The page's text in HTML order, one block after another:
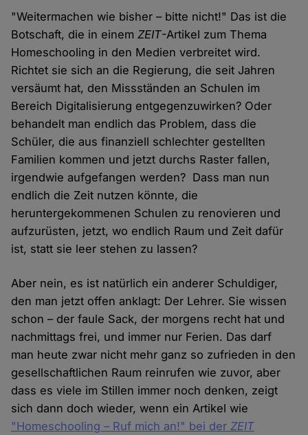
"Weitermachen wie bisher – bitte nicht!" Das ist die
Botschaft, die in einemZEIT-Artikel zum Thema
Homeschooling in den Medien verbreitet wird.
Richtet sie sich an die Regierung, die seit Jahren
versäumt hat, den Missständen an Schulen im
Bereich Digitalisierung entgegenzuwirken? Oder
behandelt man endlich das Problem, dass die
Schüler, die aus finanziell schlechter gestellten
Familien kommen und jetzt durchs Raster fallen,
irgendwie aufgefangen werden? Dass man nun
endlich die Zeit nutzen könnte, die
heruntergekommenen Schulen zu renovieren und
aufzurüsten, jetzt, wo endlich Raum und Zeit dafür
ist, statt sie leer stehen zu lassen?
Aber nein, es ist natürlich ein anderer Schuldiger,
den man jetzt offen anklagt: Der Lehrer. Sie wissen
schon – der faule Sack, der morgens recht hat und
nachmittags frei, und immer nur Ferien. Das darf
man heute zwar nicht mehr ganz so zufrieden in den
gesellschaftlichen Raum reinrufen wie zuvor, aber
dass es viele im Stillen immer noch denken, zeigt
sich dann doch wieder, wenn ein Artikel wie
"Homeschooling – Ruf mich an!" bei derZEIT